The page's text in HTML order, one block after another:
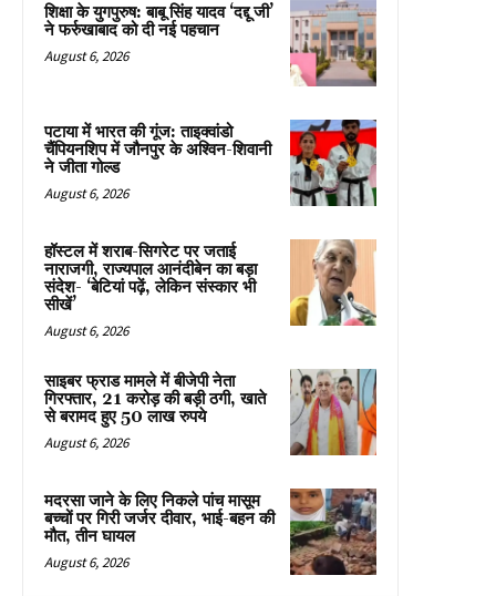
शिक्षा के युगपुरुष: बाबू सिंह यादव ‘दद्दू जी’
ने फर्रुखाबाद को दी नई पहचान
August 6, 2026
पटाया में भारत की गूंज: ताइक्वांडो
चैंपियनशिप में जौनपुर के अश्विन-शिवानी
ने जीता गोल्ड
August 6, 2026
हॉस्टल में शराब-सिगरेट पर जताई
नाराजगी, राज्यपाल आनंदीबेन का बड़ा
संदेश- ‘बेटियां पढ़ें, लेकिन संस्कार भी
सीखें’
August 6, 2026
साइबर फ्राड मामले में बीजेपी नेता
गिरफ्तार, 21 करोड़ की बड़ी ठगी, खाते
से बरामद हुए 50 लाख रुपये
August 6, 2026
मदरसा जाने के लिए निकले पांच मासूम
बच्चों पर गिरी जर्जर दीवार, भाई-बहन की
मौत, तीन घायल
August 6, 2026